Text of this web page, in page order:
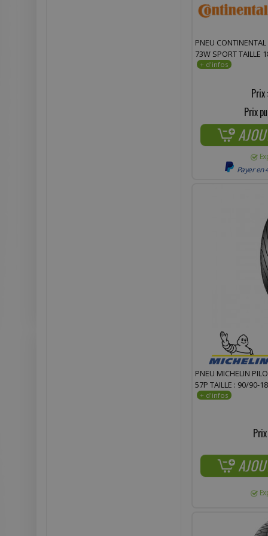
PNEU
73W SPORT TAILLE
Prix :
Prix
Payer en
PNEU MICHELIN
57P TAILLE : 90/90-18